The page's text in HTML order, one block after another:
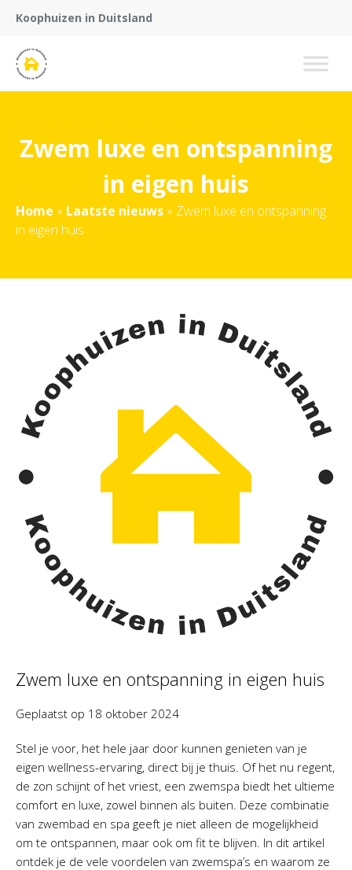
Koophuizen in Duitsland
Zwem luxe en ontspanning
in eigen huis
Home » Laatste nieuws » Zwem luxe en ontspanning
in eigen huis
Zwem luxe en ontspanning in eigen huis
Geplaatst op 18 oktober 2024
Stel je voor, het hele jaar door kunnen genieten van je
eigen wellness-ervaring, direct bij je thuis. Of het nu regent,
de zon schijnt of het vriest, een zwemspa biedt het ultieme
comfort en luxe, zowel binnen als buiten. Deze combinatie
van zwembad en spa geeft je niet alleen de mogelijkheid
om te ontspannen, maar ook om fit te blijven. In dit artikel
ontdek je de vele voordelen van zwemspa’s en waarom ze